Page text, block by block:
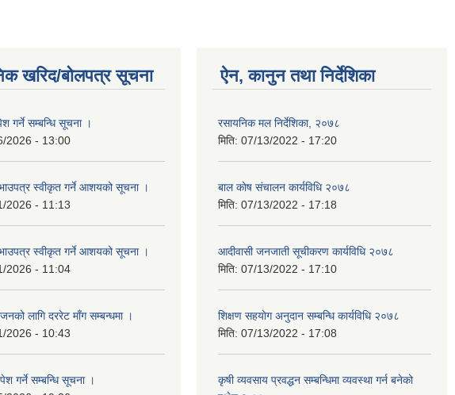
खरिद/बोलपत्र सूचना
गर्ने सम्बन्धि सूचना ।
2026 - 13:00
स्वीकृत गर्ने आशयको सूचना ।
2026 - 11:13
स्वीकृत गर्ने आशयको सूचना ।
2026 - 11:04
लागि दररेट माँग सम्बन्धमा ।
2026 - 10:43
गर्ने सम्बन्धि सूचना ।
ऐन, कानुन तथा निर्देशिका
रसायनिक मल निर्देशिका, २०७८
मिति: 07/13/2022 - 17:20
बाल काेष संचालन कार्यविधि २०७८
मिति: 07/13/2022 - 17:18
आदीवासी जनजाती सूचीकरण कार्यविधि २०७८
मिति: 07/13/2022 - 17:10
शिक्षण सहयाेग अनुदान सम्बन्धि कार्यविधि २०७८
मिति: 07/13/2022 - 17:08
कृषी व्यवसाय प्रवद्धन सम्बन्धिमा व्यवस्था गर्न बनेको